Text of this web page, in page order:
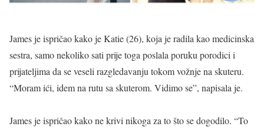
James je ispričao kako je Katie (26), koja je radila kao medicinska
sestra, samo nekoliko sati prije toga poslala poruku porodici i
prijateljima da se veseli razgledavanju tokom vožnje na skuteru.
“Moram ići, idem na rutu sa skuterom. Vidimo se”, napisala je.
James je ispričao kako ne krivi nikoga za to što se dogodilo. “To